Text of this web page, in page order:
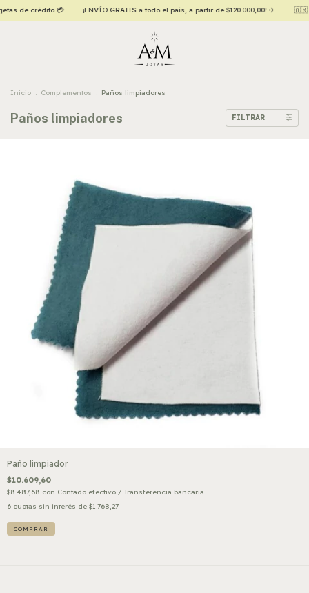
de crédito 💳 ¡ENVÍO GRATIS a todo el país, a partir de $120.000,00! ✈️ 🇦🇷
Inicio . Complementos . Paños limpiadores
Paños limpiadores FILTRAR
Paño limpiador
$10.609,60
$8.487,68 con Contado efectivo / Transferencia bancaria
6 cuotas sin interés de $1.768,27